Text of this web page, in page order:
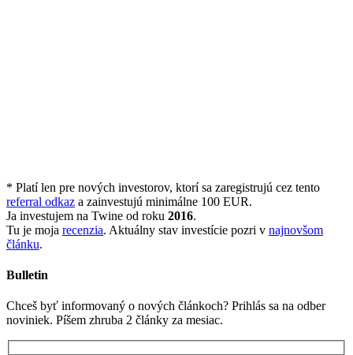
* Platí len pre nových investorov, ktorí sa zaregistrujú cez tento
referral odkaz a zainvestujú minimálne 100 EUR.
Ja investujem na Twine od roku 2016.
Tu je moja recenzia. Aktuálny stav investície pozri v najnovšom
článku.
Bulletin
Chceš byť informovaný o nových článkoch? Prihlás sa na odber
noviniek. Píšem zhruba 2 články za mesiac.